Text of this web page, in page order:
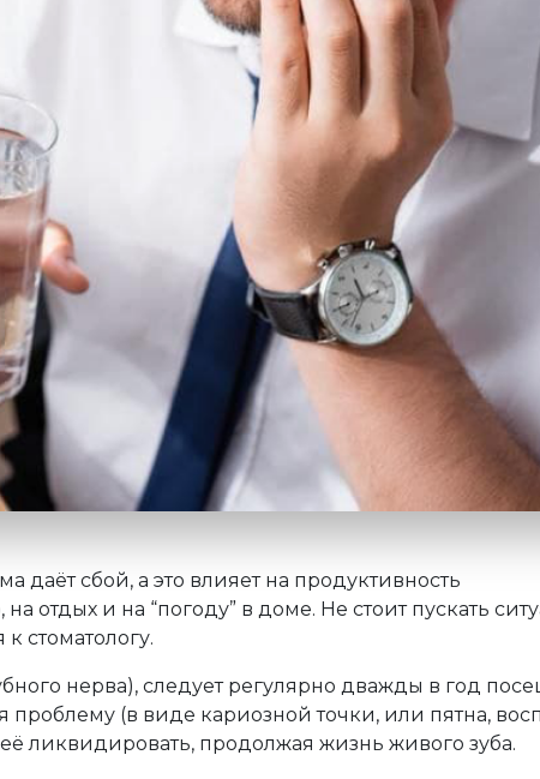
даёт сбой, а это влияет на продуктивность
отдых и на “погоду” в доме. Не стоит пускать
стоматологу.
нерва), следует регулярно дважды в год
(в виде кариозной точки, или пятна,
ликвидировать, продолжая жизнь живого зуба.